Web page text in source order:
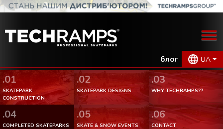
блог UA
.01
SKATEPARK
CONSTRUCTION
.02
SKATEPARK DESIGNS
.03
WHY TECHRAMPS??
.04
COMPLETED SKATEPARKS
.05
SKATE & SNOW EVENTS
.06
CONTACT